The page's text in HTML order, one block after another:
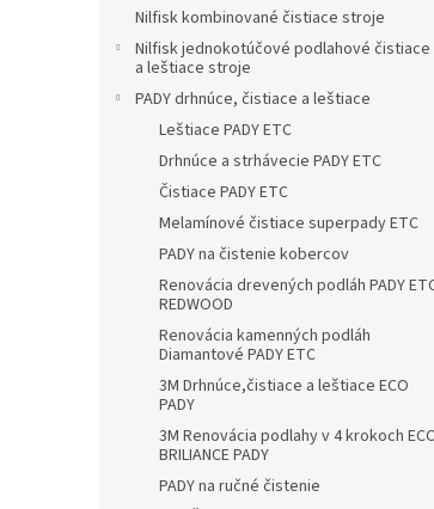
Nilfisk kombinované čistiace stroje
Nilfisk jednokotúčové podlahové čistiace
a leštiace stroje
PADY drhnúce, čistiace a leštiace
Leštiace PADY ETC
Drhnúce a strhávecie PADY ETC
Čistiace PADY ETC
Melamínové čistiace superpady ETC
PADY na čistenie kobercov
Renovácia drevených podláh PADY
REDWOOD
Renovácia kamenných podláh
Diamantové PADY ETC
3M Drhnúce,čistiace a leštiace ECO
PADY
3M Renovácia podlahy v 4 krokoch
BRILIANCE PADY
PADY na ručné čistenie